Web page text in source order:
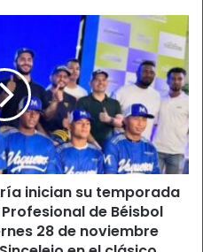
inician su temporada
de Béisbol
28 de noviembre